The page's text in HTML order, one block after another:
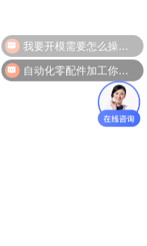
我要开模需要怎么操作？